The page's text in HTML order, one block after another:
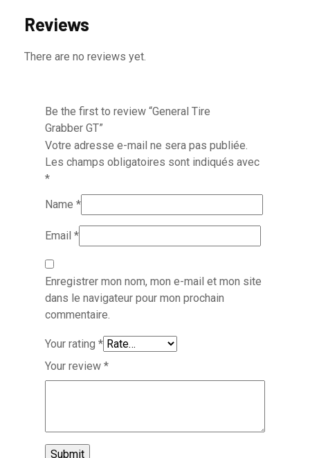
Reviews
There are no reviews yet.
Be the first to review “General Tire
Grabber GT”
Votre adresse e-mail ne sera pas publiée.
Les champs obligatoires sont indiqués avec
*
Name *
Email *
Enregistrer mon nom, mon e-mail et mon site
dans le navigateur pour mon prochain
commentaire.
Your rating *
Your review *